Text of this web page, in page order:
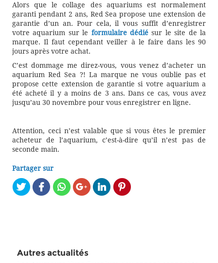
Alors que le collage des aquariums est normalement
garanti pendant 2 ans, Red Sea propose une extension de
garantie d’un an. Pour cela, il vous suffit d’enregistrer
votre aquarium sur le formulaire dédié sur le site de la
marque. Il faut cependant veiller à le faire dans les 90
jours après votre achat.
C’est dommage me direz-vous, vous venez d’acheter un
aquarium Red Sea ?! La marque ne vous oublie pas et
propose cette extension de garantie si votre aquarium a
été acheté il y a moins de 3 ans. Dans ce cas, vous avez
jusqu’au 30 novembre pour vous enregistrer en ligne.
Attention, ceci n’est valable que si vous êtes le premier
acheteur de l’aquarium, c’est-à-dire qu’il n’est pas de
seconde main.
Partager sur
Autres actualités